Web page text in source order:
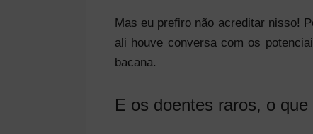
Mas eu prefiro não acreditar nisso!
ali houve conversa com os
bacana.
E os doentes raros, o